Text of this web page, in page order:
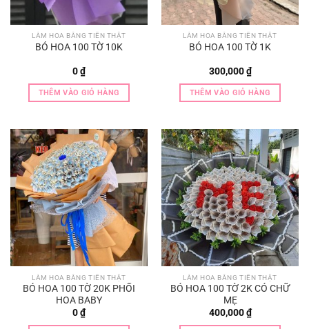
LÀM HOA BẰNG TIỀN THẬT
BÓ HOA 100 TỜ 10K
0₫
THÊM VÀO GIỎ HÀNG
LÀM HOA BẰNG TIỀN THẬT
BÓ HOA 100 TỜ 1K
300,000₫
THÊM VÀO GIỎ HÀNG
LÀM HOA BẰNG TIỀN THẬT
BÓ HOA 100 TỜ 20K PHỐI
HOA BABY
0₫
LÀM HOA BẰNG TIỀN THẬT
BÓ HOA 100 TỜ 2K CÓ CHỮ
MẸ
400,000₫